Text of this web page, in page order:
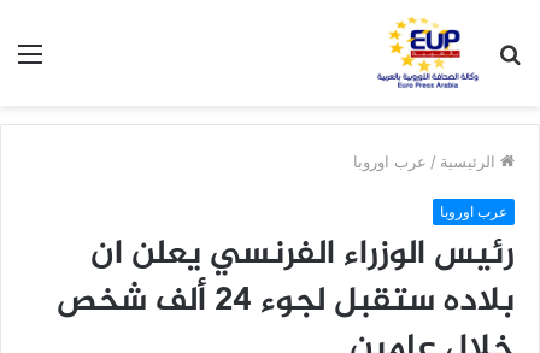
عن
الرئيسية / عرب اوروبا
عرب اوروبا
رئيس الوزراء الفرنسي يعلن ان
بلاده ستقبل لجوء 24 ألف شخص